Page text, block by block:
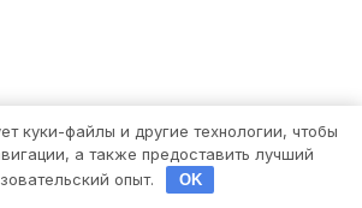
куки-файлы и другие технологии, чтобы
а также предоставить лучший
опыт.
OK